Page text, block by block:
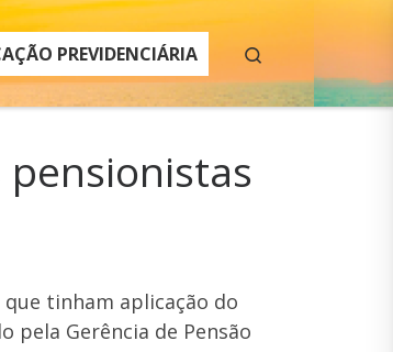
PREVIDENCIÁRIA
tinham aplicação do
pela Gerência de Pensão